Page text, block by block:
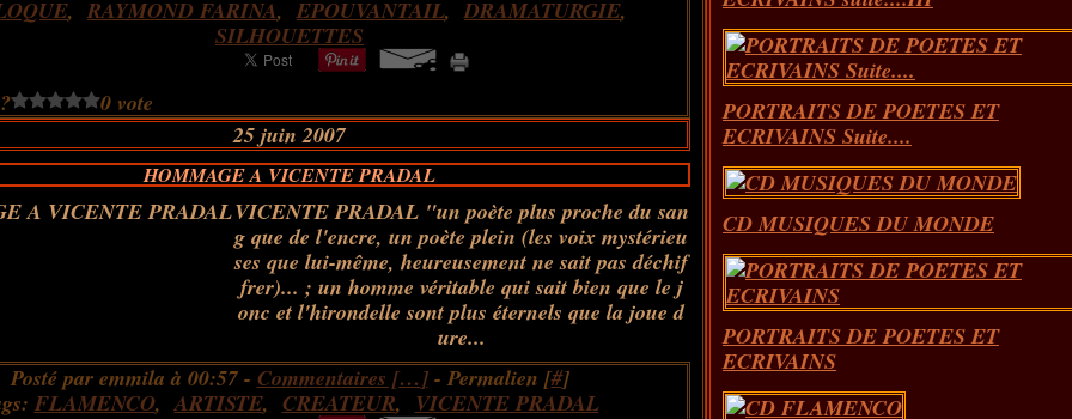
, RAYMOND FARINA, EPOUVANTAIL,DRAMATURGIE,
SILHOUETTES
0 vote
25 juin 2007
HOMMAGE A VICENTE PRADAL
VICENTE PRADAL "un poète plus proche du san
g que de l'encre, un poète plein (les voix mystérieu
ses que lui-même, heureusement ne sait pas déchif
frer)... ; un homme véritable qui sait bien que le j
onc et l'hirondelle sont plus éternels que la joue d
ure...
Posté par emmila à 00:57 - Commentaires […]- Permalien [#]
FLAMENCO,ARTISTE, CREATEUR, VICENTE PRADAL
PORTRAITS DE POETES ET
ECRIVAINS Suite....
CD MUSIQUES DU MONDE
PORTRAITS DE POETES ET
ECRIVAINS